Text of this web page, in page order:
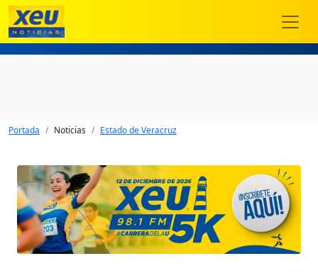
Portada Noticias Estado de Veracruz